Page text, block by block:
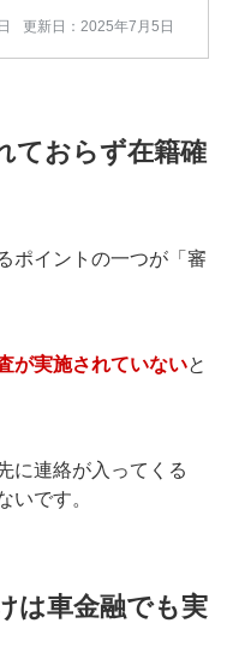
更新日：2025年7月5日
ておらず在籍確
ポイントの一つが「審
が実施されていないと
に連絡が入ってくる
いです。
は車金融でも実